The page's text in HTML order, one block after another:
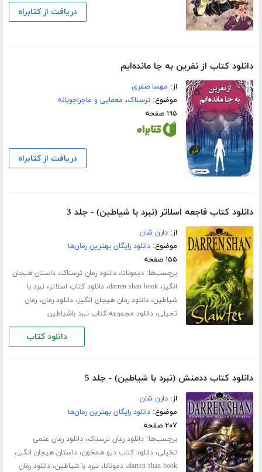
دریافت از کتابراه
دانلود کتاب از نفرین به جا مانده‌ایم
از: مهسا صفری
موضوع:ترسناک، معمایی و ماجراجویانه
۱۹۵ صفحه
دریافت از کتابراه
دانلود کتاب فاجعه اسلاتر (نبرد با شیاطین) - جلد 3
از:دارن شان
موضوع:دانلود رایگان بهترین رمان‌ها
۱۵۵ صفحه
برچسب‌ها:دیموناتا،دانلود رمان ترسناک،داستان هیجان
انگیز،darren shan book،دانلود کتاب اسلاتر،نبرد با
شیاطین،دانلود رمان هیجان انگیز،دانلود رمان،رمان
تحیلی،دانلود مجموعه کتاب نبرد باشیاطین
دانلود کتاب
دانلود کتاب ددمنش (نبرد با شیاطین) - جلد 5
از:دارن شان
موضوع:دانلود رایگان بهترین رمان‌ها
۲۰۷ صفحه
برچسب‌ها:دانلود رمان ترسناک،دانلود رمان علمی
تخیلی،دانلود کتاب دیو همخون،داستان هیجان انگیز،
darren shan book،دموناتا،نبرد با شیاطین،دانلود رمان